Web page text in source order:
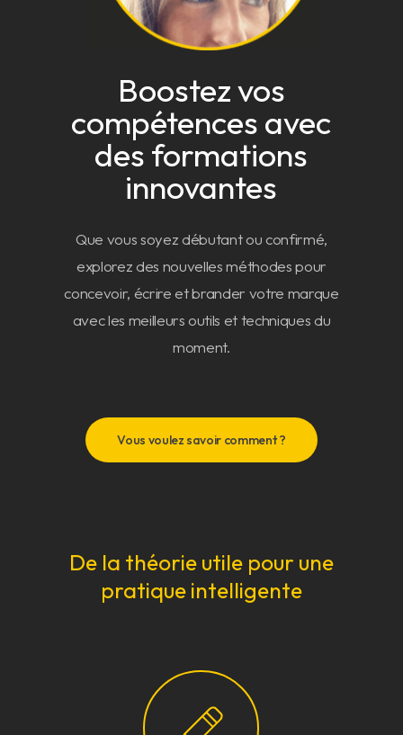
Boostez vos
compétences avec
des formations
innovantes
Que vous soyez débutant ou confirmé,
explorez des nouvelles méthodes pour
concevoir, écrire et brander votre marque
avec les meilleurs outils et techniques du
moment.
Vous voulez savoir comment ?
De la théorie utile pour une
pratique intelligente